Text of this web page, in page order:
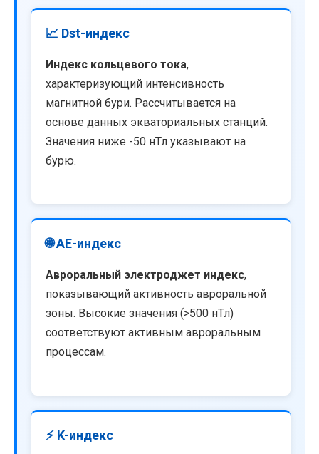
📈 Dst-индекс
Индекс кольцевого тока,
характеризующий интенсивность
магнитной бури. Рассчитывается на
основе данных экваториальных станций.
Значения ниже -50 нТл указывают на
бурю.
🌐 AE-индекс
Авроральный электроджет индекс,
показывающий активность авроральной
зоны. Высокие значения (>500 нТл)
соответствуют активным авроральным
процессам.
⚡ K-индекс